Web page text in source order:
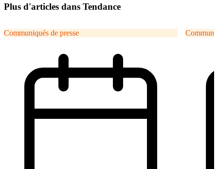
Plus d'articles dans Tendance
Communiqués de presse